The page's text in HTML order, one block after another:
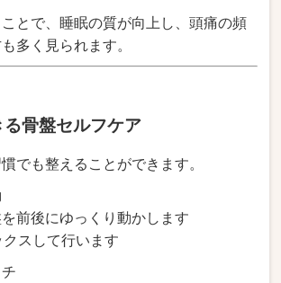
とで、睡眠の質が向上し、頭痛の頻
多く見られます。
る骨盤セルフケア
でも整えることができます。
前後にゆっくり動かします
スして行います